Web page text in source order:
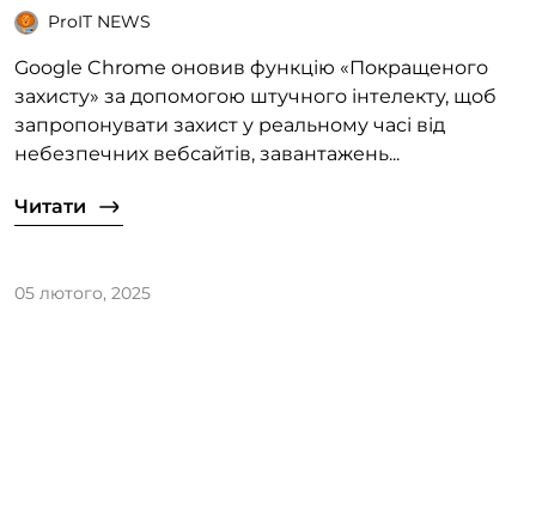
ProIT NEWS
Google Chrome оновив функцію «Покращеного
захисту» за допомогою штучного інтелекту, щоб
запропонувати захист у реальному часі від
небезпечних вебсайтів, завантажень...
Читати
05 лютого, 2025